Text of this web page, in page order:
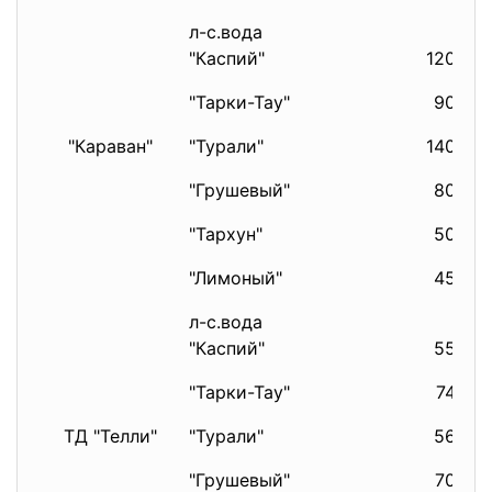
"Караван"
л-с.вода
"Каспий"
1200
"Тарки-Тау"
900
"Турали"
1400
ТД "Телли"
"Грушевый"
800
"Тархун"
500
"Лимоный"
450
л-с.вода
"Каспий"
550
"Тарки-Тау"
745
"Турали"
563
"Грушевый"
700